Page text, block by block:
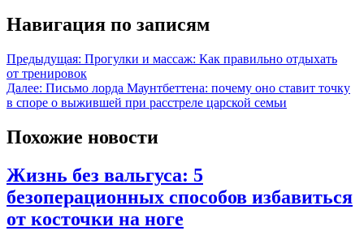
Навигация по записям
Предыдущая: Прогулки и массаж: Как правильно отдыхать
от тренировок
Далее: Письмо лорда Маунтбеттена: почему оно ставит точку
в споре о выжившей при расстреле царской семьи
Похожие новости
Жизнь без вальгуса: 5
безоперационных способов избавиться
от косточки на ноге